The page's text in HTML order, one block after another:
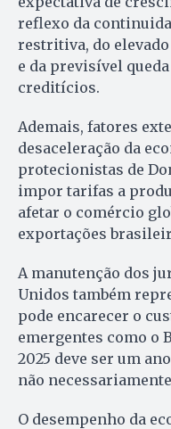
reflexo da
restritiva, do
e da previsível
creditícios.
Ademais, fatores
desaceleração da
protecionistas de
impor tarifas a
afetar o comércio
exportações
A manutenção dos
Unidos também
pode encarecer o
emergentes como o
2025 deve ser um
não
O desempenho da